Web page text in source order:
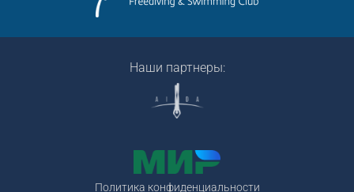
Наши партнеры:
Политика конфиденциальности